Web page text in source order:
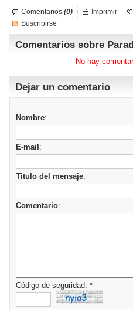
Comentarios (0) Imprimir
Suscribirse
Comentarios sobre
No hay
Dejar un comentario
Nombre:
E-mail :
Titulo del mensaje:
Comentario:
Código de seguridad: *